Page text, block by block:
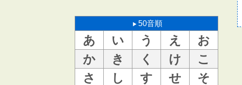
50音順
あ い う え
お
か
き く け
こ
さ
し す せ
そ